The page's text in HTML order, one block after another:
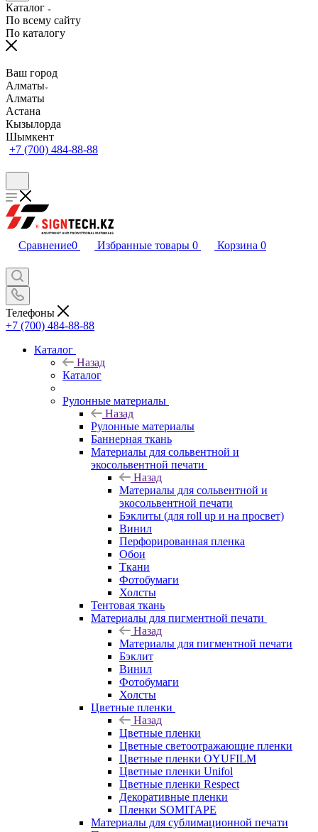
Каталог
По всему сайту
По каталогу
Ваш город
Алматы
Алматы
Астана
Кызылорда
Шымкент
+7 (700) 484-88-88
Сравнение0 Избранные товары 0 Корзина 0
Телефоны
+7 (700) 484-88-88
Каталог
Назад
Каталог
Рулонные материалы
Назад
Рулонные материалы
Баннерная ткань
Материалы для сольвентной и
экосольвентной печати
Назад
Материалы для сольвентной и
экосольвентной печати
Бэклиты (для roll up и на просвет)
Винил
Перфорированная пленка
Обои
Ткани
Фотобумаги
Холсты
Тентовая ткань
Материалы для пигментной печати
Назад
Материалы для пигментной печати
Бэклит
Винил
Фотобумаги
Холсты
Цветные пленки
Назад
Цветные пленки
Цветные светоотражающие пленки
Цветные пленки OYUFILM
Цветные пленки Unifol
Цветные пленки Respect
Декоративные пленки
Пленки SOMITAPE
Материалы для сублимационной печати